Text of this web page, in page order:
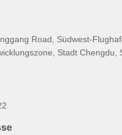
Road, Südwest-
Stadt Chengdu,